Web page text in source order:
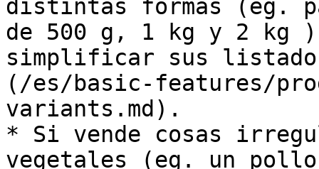
distintas formas (eg.
de 500 g, 1 kg y 2 kg
simplificar sus
(/es/basic-features/
variants.md).
* Si vende cosas
vegetales (eg. un